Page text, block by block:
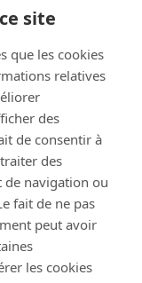
site
que les cookies
relatives
des
de consentir à
des
de navigation ou
fait de ne pas
peut avoir
les cookies